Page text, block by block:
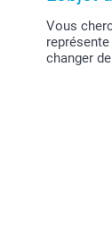
Vous
changer